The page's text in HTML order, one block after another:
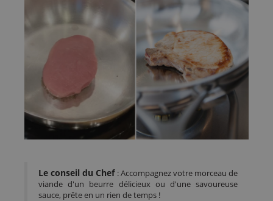
Le conseil du Chef: Accompagnez votre morceau de
viande d'un beurre délicieux ou d'une savoureuse
sauce, prête en un rien de temps !